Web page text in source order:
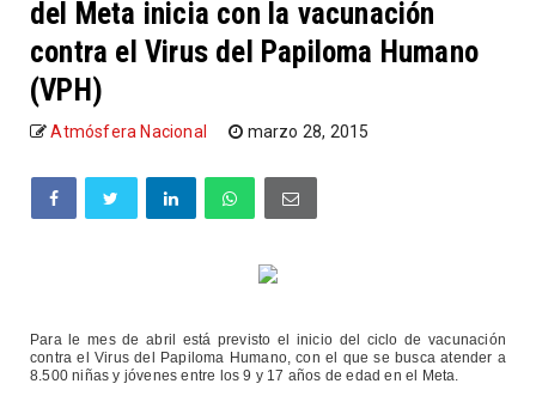
del Meta inicia con la vacunación
contra el Virus del Papiloma Humano
(VPH)
Atmósfera Nacional marzo 28, 2015
Para le mes de abril está previsto el inicio del ciclo de vacunación
contra el Virus del Papiloma Humano, con el que se busca atender a
8.500 niñas y jóvenes entre los 9 y 17 años de edad en el Meta.